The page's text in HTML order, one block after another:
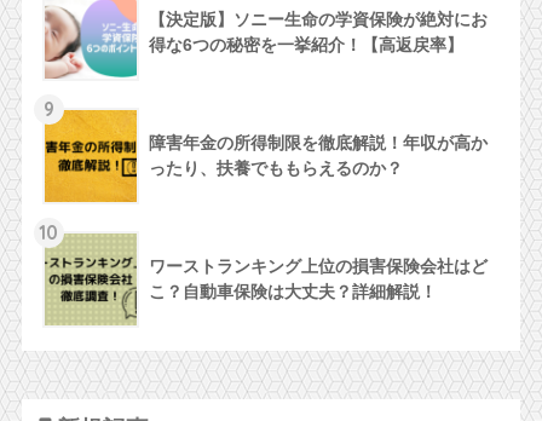
【決定版】ソニー生命の学資保険が絶対にお
得な6つの秘密を一挙紹介！【高返戻率】
9
障害年金の所得制限を徹底解説！年収が高か
ったり、扶養でももらえるのか？
10
ワーストランキング上位の損害保険会社はど
こ？自動車保険は大丈夫？詳細解説！